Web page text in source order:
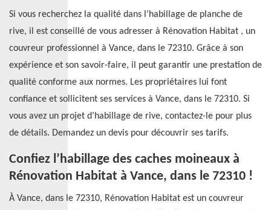
Si vous recherchez la qualité dans l’habillage de planche de
rive, il est conseillé de vous adresser à Rénovation Habitat , un
couvreur professionnel à Vance, dans le 72310. Grâce à son
expérience et son savoir-faire, il peut garantir une prestation de
qualité conforme aux normes. Les propriétaires lui font
confiance et sollicitent ses services à Vance, dans le 72310. Si
vous avez un projet d’habillage de rive, contactez-le pour plus
de détails. Demandez un devis pour découvrir ses tarifs.
Confiez l’habillage des caches moineaux à
Rénovation Habitat à Vance, dans le 72310 !
À Vance, dans le 72310, Rénovation Habitat est un couvreur